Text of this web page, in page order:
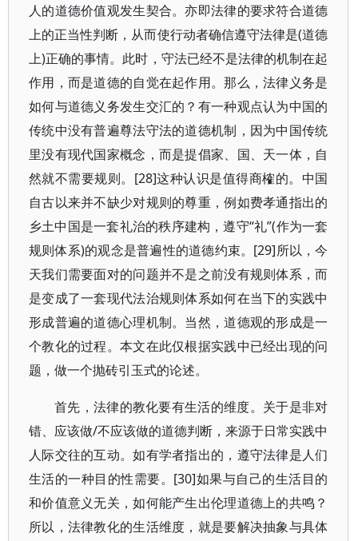
人的道德价值观发生契合。亦即法律的要求符合道德
上的正当性判断，从而使行动者确信遵守法律是(道德
上)正确的事情。此时，守法已经不是法律的机制在起
作用，而是道德的自觉在起作用。那么，法律义务是
如何与道德义务发生交汇的？有一种观点认为中国的
传统中没有普遍尊法守法的道德机制，因为中国传统
里没有现代国家概念，而是提倡家、国、天一体，自
然就不需要规则。[28]这种认识是值得商榷的。中国
自古以来并不缺少对规则的尊重，例如费孝通指出的
乡土中国是一套礼治的秩序建构，遵守“礼”(作为一套
规则体系)的观念是普遍性的道德约束。[29]所以，今
天我们需要面对的问题并不是之前没有规则体系，而
是变成了一套现代法治规则体系如何在当下的实践中
形成普遍的道德心理机制。当然，道德观的形成是一
个教化的过程。本文在此仅根据实践中已经出现的问
题，做一个抛砖引玉式的论述。
首先，法律的教化要有生活的维度。关于是非对
错、应该做/不应该做的道德判断，来源于日常实践中
人际交往的互动。如有学者指出的，遵守法律是人们
生活的一种目的性需要。[30]如果与自己的生活目的
和价值意义无关，如何能产生出伦理道德上的共鸣？
所以，法律教化的生活维度，就是要解决抽象与具体